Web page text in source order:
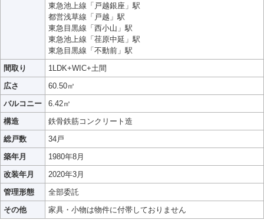
東急池上線「戸越銀座」駅
都営浅草線「戸越」駅
東急目黒線「西小山」駅
東急池上線「荏原中延」駅
東急目黒線「不動前」駅
間取り
1LDK+WIC+土間
広さ
60.50㎡
バルコニー
6.42㎡
構造
鉄骨鉄筋コンクリート造
総戸数
34戸
築年月
1980年8月
改装年月
2020年3月
管理形態
全部委託
その他
家具・小物は物件に付帯しておりません